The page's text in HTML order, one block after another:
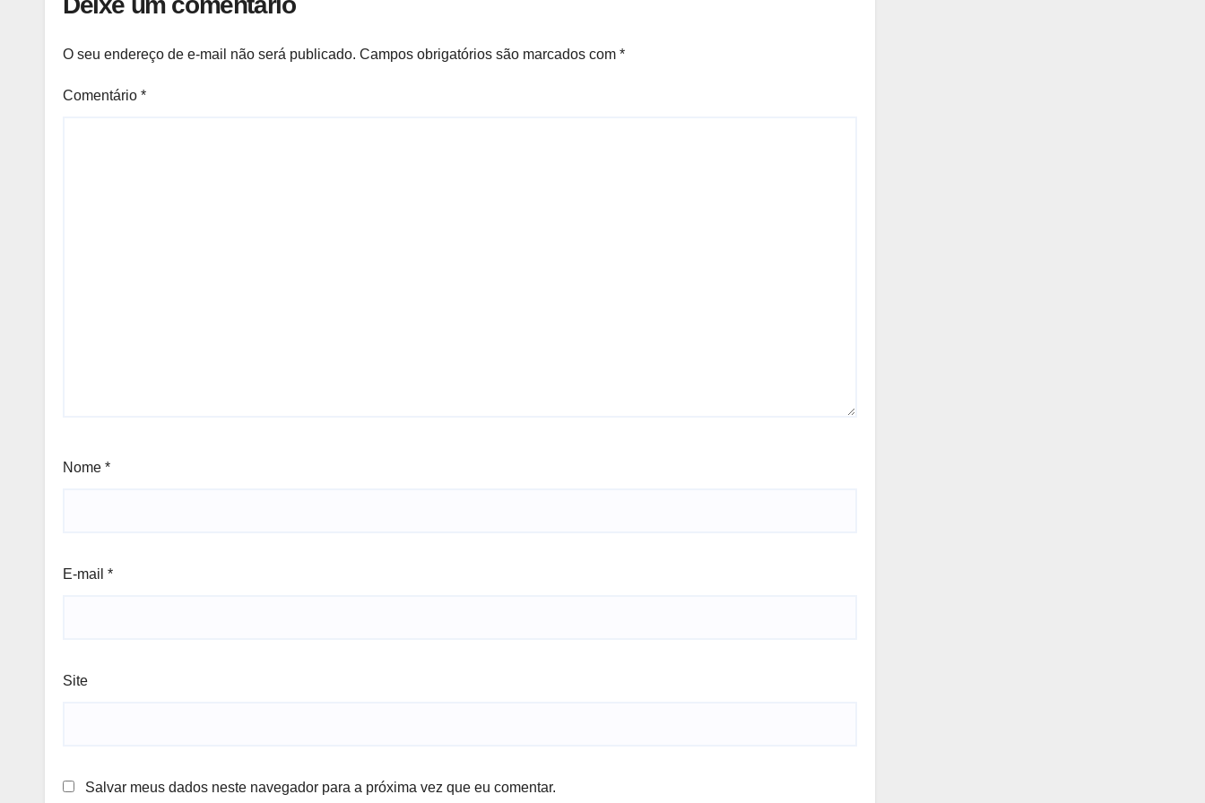
O seu endereço de e-mail não será publicado. Campos obrigatórios são marcados com *
Comentário *
Nome *
E-mail *
Site
Salvar meus dados neste navegador para a próxima vez que eu comentar.